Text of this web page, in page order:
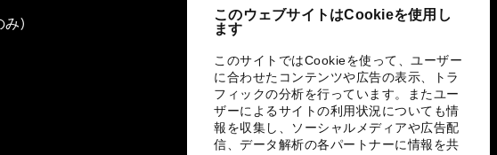
このウェブサイトはCookieを使用し
ます
このサイトではCookieを使って、ユーザー
に合わせたコンテンツや広告の表示、トラ
フィックの分析を行っています。またユー
ザーによるサイトの利用状況についても情
報を収集し、ソーシャルメディアや広告配
信、データ解析の各パートナーに情報を共
み)